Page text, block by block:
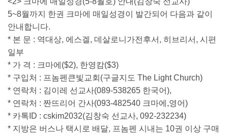
5~8월까지 한권 크마에 매일성경이 발간되어 다음과 같이
안내합니다.
* 본 문 : 역대상, 에스겔, 데살로니가전후서, 히브리서, 시편
일부
* 가 격 : 크마에($2), 한영캄($3)
* 구입처 : 프놈펜큰빛교회(구글지도 The Light Church)
* 연락처 : 김이레 선교사(089-538265 한국어),
* 연락처 : 짠뜨리어 간사(093-482540 크마에,영어)
* 카톡ID : cskim2032(김창숙 선교사, 092-232234)
* 지방은 버스나 택시로 배달, 프놈펜 시내는 10권 이상 구매